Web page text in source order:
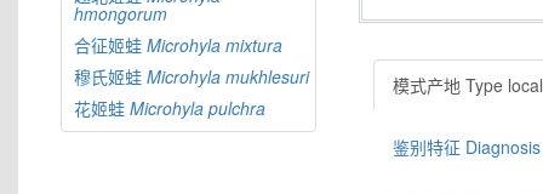
hmongorum
合征姬蛙 Microhyla mixtura
穆氏姬蛙 Microhyla mukhlesuri
花姬蛙 Microhyla pulchra
模式产地 Type
鉴别特征 Diagnosis